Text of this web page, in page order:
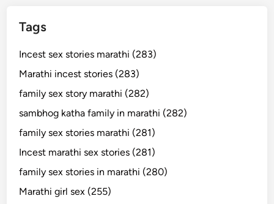
Tags
Incest sex stories marathi (283)
Marathi incest stories (283)
family sex story marathi (282)
sambhog katha family in marathi (282)
family sex stories marathi (281)
Incest marathi sex stories (281)
family sex stories in marathi (280)
Marathi girl sex (255)